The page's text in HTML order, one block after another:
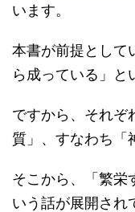
います。
本書が前提として
ら成っている」と
ですから、それぞ
質」、すなわち「
そこから、「繁栄
いう話が展開され